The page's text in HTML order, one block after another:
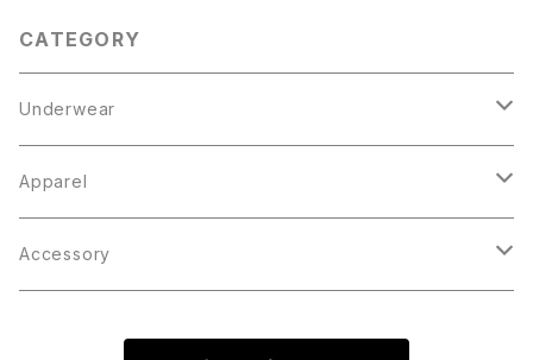
CATEGORY
Underwear
Boxer Brief
Knit Trunks
Apparel
Tops
Accessory